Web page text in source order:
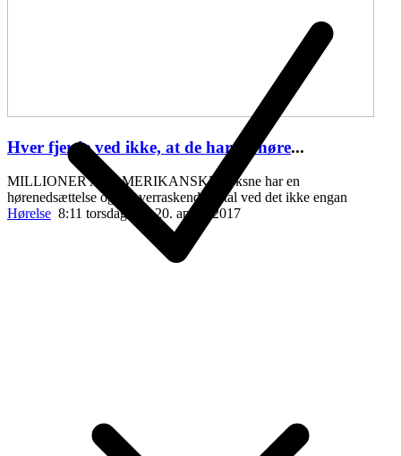
Hver fjerde ved ikke, at de har en høre...
MILLIONER AF AMERIKANSKE voksne har en
hørenedsættelse og et overraskende antal ved det ikke engan
Hørelse 8:11 torsdag den 20. april , 2017